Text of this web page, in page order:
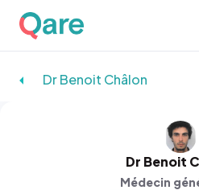
Dr Benoit Châlon
Dr Benoit
Médecin